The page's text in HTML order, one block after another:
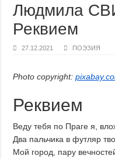
Людмила
Реквием
27.12.2021 ПОЭЗИЯ
Photo copyright:
Реквием
Веду тебя по Праге я,
Два пальчика в футляр
Мой город, пару